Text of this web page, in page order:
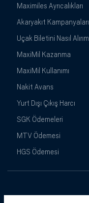
Maximiles Ayrıcalıkları
Akaryakıt Kampanyaları
Uçak Biletini Nasıl Alırım
MaxiMil Kazanma
MaxiMil Kullanımı
Nakit Avans
Yurt Dışı Çıkış Harcı
SGK Ödemeleri
MTV Ödemesi
HGS Ödemesi